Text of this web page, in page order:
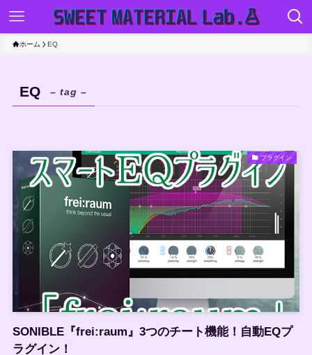
ホーム EQ
EQ – tag –
プラグイン
SONIBLE『frei:raum』3つのチート機能！自動EQプ
ラグイン！